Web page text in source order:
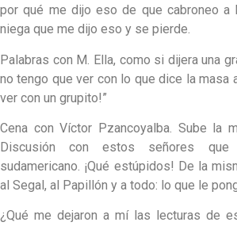
por qué me dijo eso de que cabroneo a
niega que me dijo eso y se pierde.
Palabras con M. Ella, como si dijera una
no tengo que ver con lo que dice la masa
ver con un grupito!”
Cena con Víctor Pzancoyalba. Sube la
Discusión con estos señores que
sudamericano. ¡Qué estúpidos! De la
al Segal, al Papillón y a todo: lo que le
¿Qué me dejaron a mí las lecturas de